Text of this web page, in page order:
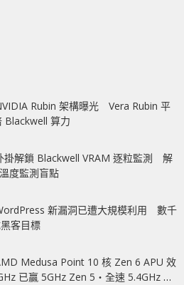
Rubin 架構曝光 Vera Rubin 平
Blackwell 算力
掛解鎖 Blackwell VRAM 逐粒監測 解
度監測盲點
新漏洞已遭大規模利用 數千
客目標
Medusa Point 10 核 Zen 6 APU 效
已贏 5GHz Zen 5‧全速 5.4GHz 更